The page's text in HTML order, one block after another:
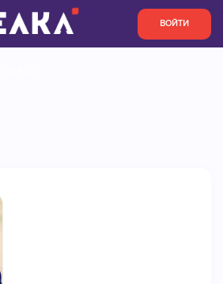
ВОЙТИ